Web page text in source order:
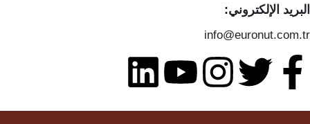
الإلكتروني: